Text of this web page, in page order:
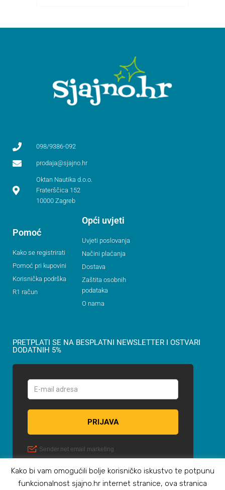
098/9386-092
prodaja@sjajno.hr
Oktan Nautika d.o.o.
Fraterščica 152
10000 Zagreb
Pomoć
Kako se registrirati
Pomoć pri kupovini
Korisnička podrška
R1 račun
Opći uvjeti
Uvjeti poslovanja
Načini plaćanja
Dostava
Zaštita osobnih
podataka
O nama
PRETPLATI SE NA BESPLATNI NEWSLETTER I OSTVARI
DODATNIH 5%
Kako bi vam omogućili bolje korisničko iskustvo te potpunu
funkcionalnost sjajno.hr internet stranice, ova stranica